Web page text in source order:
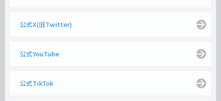
公式X(旧Twitter)
公式YouTube
公式TikTok